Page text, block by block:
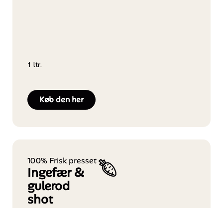
1 ltr.
Køb den her
100% Frisk presset
Ingefær &
gulerod
shot